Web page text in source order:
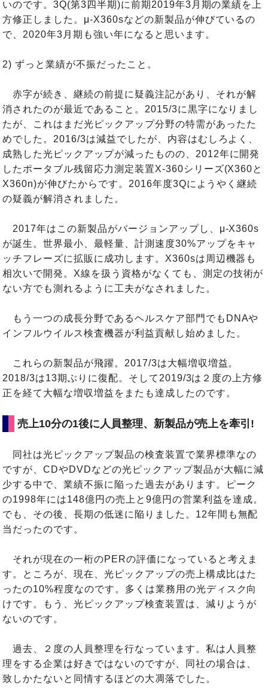
いのです。3Q(第3四半期)に前期2019年3月期の業績を上
方修正しました。μ-X360sなどの新製品が伸びているの
で、2020年3月期も強い年になると思います。
2) ずっと業績が不振だったこと。
赤字が続き、継続の前提に疑義注記があり、それが解
消されたのが最近であること。2015/3に黒字になりまし
たが、これはまだ光ピックアップ分野の特需があったた
めでした。2016/3は減益でしたが、内容はむしろよく、
成熟した光ピックアップが減ったものの、2012年に開発
したポータブル残留応力測定装置X-360シリーズ(X360と
X360n)が伸びたからです。2016年度3Qにようやく継続
の疑義が解消されました。
2017年はこの新製品がバージョンアップし、μ-X360s
が誕生。世界最小、最軽量、計測速度30%アップをキャ
ッチフレーズに拡販に成功します。X360sは周辺機器も
相次いで開発。X線を扱う資格がなくても、測定の技術が
ない方でも測れるように工夫がなされました。
もう一つの成長分野であるヘルスケア部門でもDNAや
インフルウイルス検査機器が利益貢献し始めました。
これらの新製品が飛躍。2017/3は大幅増収増益。
2018/3は13期ぶりに復配。そして2019/3は２度の上方修
正を経て大幅な増収増益をまたも達成したのです。
売上10分の1後に人員整理、新製品が売上を牽引!
同社は光ピックアップ製品の検査装置で業界標準なの
ですが、CDやDVDなどの光ピックアップ製品が大幅に減
少する中で、業績不振に陥った過去があります。ピーク
の1998年には148億円の売上と9億円の営業利益を達成。
でも、その後、長期の低迷に陥りました。12年間も無配
当だったのです。
それが現在の一桁のPERの評価になっていると考えま
す。ところが、現在、光ピックアップの売上構成比はた
ったの10%程度なのです。多くは業務用の光ディスク向
けです。もう、光ピックアップ検査装置は、減りようが
ないのです。
過去、２度の人員整理を行なっています。私は人員整
理をする企業は好きではないのですが、同社の場合は、
致しかたないと同情するほどの大凋落でした。